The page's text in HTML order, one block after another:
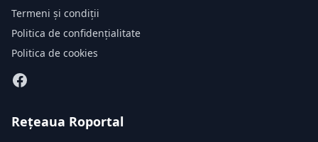
Termeni și condiții
Politica de confidențialitate
Politica de cookies
Rețeaua Roportal